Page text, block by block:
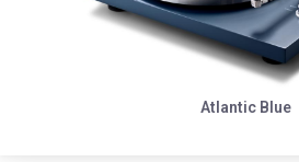
Atlantic Blue